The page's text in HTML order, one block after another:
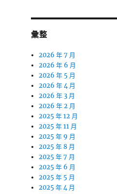
彙整
2026 年 7 月
2026 年 6 月
2026 年 5 月
2026 年 4 月
2026 年 3 月
2026 年 2 月
2025 年 12 月
2025 年 11 月
2025 年 9 月
2025 年 8 月
2025 年 7 月
2025 年 6 月
2025 年 5 月
2025 年 4 月